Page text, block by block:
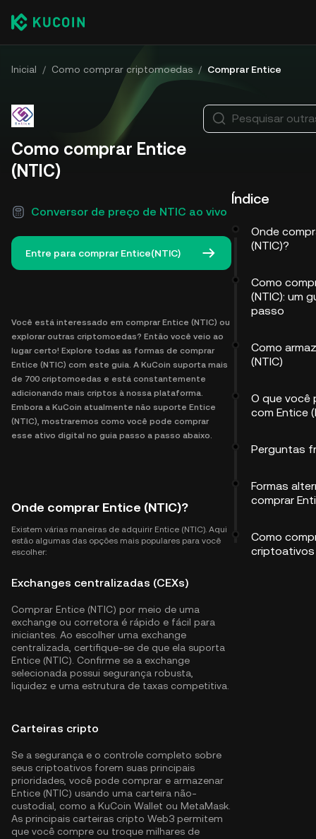
Inicial / Como comprar criptomoedas / Comprar Entice
Como comprar Entice
(NTIC)
Conversor de preço de NTIC ao vivo
Entre para comprar Entice(NTIC)
Você está interessado em comprar Entice (NTIC) ou
explorar outras criptomoedas? Então você veio ao
lugar certo! Explore todas as formas de comprar
Entice (NTIC) com este guia. A KuCoin suporta mais
de 700 criptomoedas e está constantemente
adicionando mais criptos à nossa plataforma.
Embora a KuCoin atualmente não suporte Entice
(NTIC), mostraremos como você pode comprar
esse ativo digital no guia passo a passo abaixo.
Onde comprar Entice (NTIC)?
Existem várias maneiras de adquirir Entice (NTIC). Aqui
estão algumas das opções mais populares para você
escolher:
Exchanges centralizadas (CEXs)
Comprar Entice (NTIC) por meio de uma
exchange ou corretora é rápido e fácil para
iniciantes. Ao escolher uma exchange
centralizada, certifique-se de que ela suporta
Entice (NTIC). Confirme se a exchange
selecionada possui segurança robusta,
liquidez e uma estrutura de taxas competitiva.
Carteiras cripto
Se a segurança e o controle completo sobre
seus criptoativos forem suas principais
prioridades, você pode comprar e armazenar
Entice (NTIC) usando uma carteira não-
custodial, como a KuCoin Wallet ou MetaMask.
As principais carteiras cripto Web3 permitem
que você compre ou troque milhares de
Pesquisar
Índice
Onde
(NTIC)?
Como
(NTIC): um
passo
Como
(NTIC)
O que você
com Entice
Perguntas
Formas
comprar
Como
criptoativos